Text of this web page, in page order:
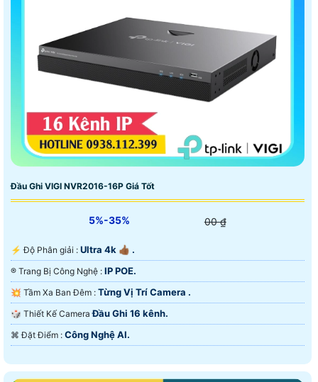
Đầu Ghi VIGI NVR2016-16P Giá Tốt
5%-35% 00 ₫
️⚡ Độ Phân giải : Ultra 4k 👍🏾 .
®️ Trang Bị Công Nghệ : IP POE.
💥 Tầm Xa Ban Đêm : Từng Vị Trí Camera .
🎲 Thiết Kế CameraĐầu Ghi 16 kênh.
️⌘ Đặt Điểm : Công Nghệ AI.